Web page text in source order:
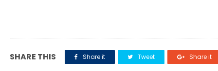
SHARE THIS Share it Tweet Share it